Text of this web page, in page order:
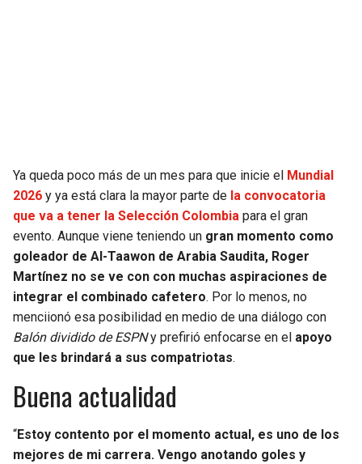
VIKINGS
FALCONS
PANTHERS
TIMBERWOLVES
THUNDER
TRAIL BLAZERS
JAZZ
Ya queda poco más de un mes para que inicie el Mundial
2026 y ya está clara la mayor parte de la convocatoria
que va a tener la Selección Colombia para el gran
evento. Aunque viene teniendo un gran momento como
goleador de Al-Taawon de Arabia Saudita, Roger
Martínez no se ve con con muchas aspiraciones de
integrar el combinado cafetero. Por lo menos, no
menciionó esa posibilidad en medio de una diálogo con
Balón dividido de ESPNy prefirió enfocarse en el apoyo
que les brindará a sus compatriotas.
Buena actualidad
“Estoy contento por el momento actual, es uno de los
mejores de mi carrera. Vengo anotando goles y